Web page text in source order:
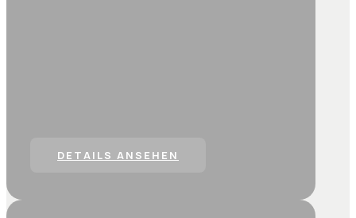
DETAILS ANSEHEN